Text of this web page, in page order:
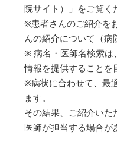
院サイト）」をご覧く
※患者さんのご紹介を
んの紹介について（病
※ 病名・医師名検索は
情報を提供することを
※病状に合わせて、最
ます。
その結果、ご紹介い
医師が担当する場合が